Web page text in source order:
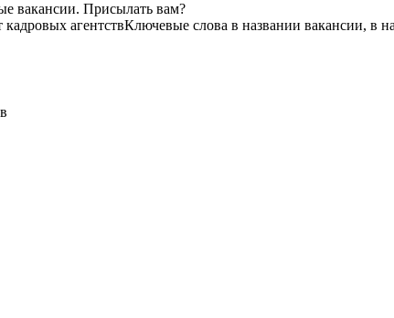
вакансии. Присылать вам?
кадровых агентствКлючевые слова в названии вакансии, в